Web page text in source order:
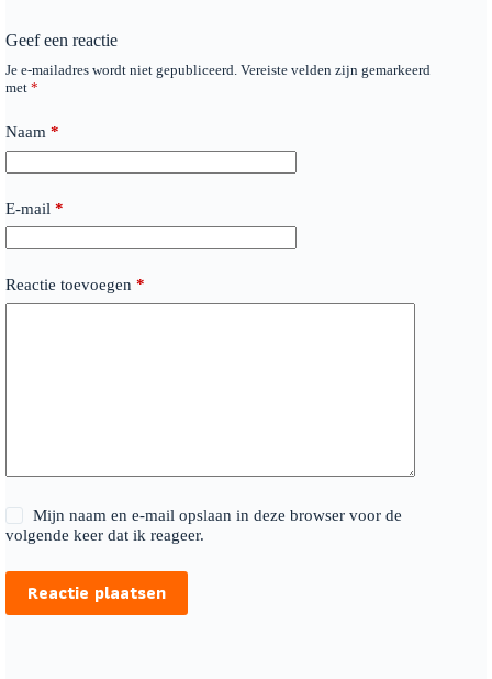
Geef een reactie
Je e-mailadres wordt niet gepubliceerd. Vereiste velden zijn gemarkeerd
met *
Naam *
E-mail *
Reactie toevoegen *
Mijn naam en e-mail opslaan in deze browser voor de
volgende keer dat ik reageer.
Reactie plaatsen